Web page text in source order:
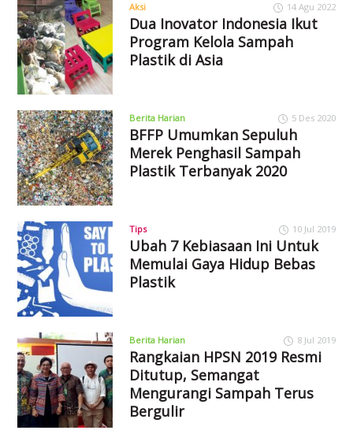
Aksi 14 Agu 2022
Dua Inovator Indonesia Ikut
Program Kelola Sampah
Plastik di Asia
Berita Harian 5 Des 2020
BFFP Umumkan Sepuluh
Merek Penghasil Sampah
Plastik Terbanyak 2020
Tips 10 Jul 2019
Ubah 7 Kebiasaan Ini Untuk
Memulai Gaya Hidup Bebas
Plastik
Berita Harian 8 Jul 2019
Rangkaian HPSN 2019 Resmi
Ditutup, Semangat
Mengurangi Sampah Terus
Bergulir